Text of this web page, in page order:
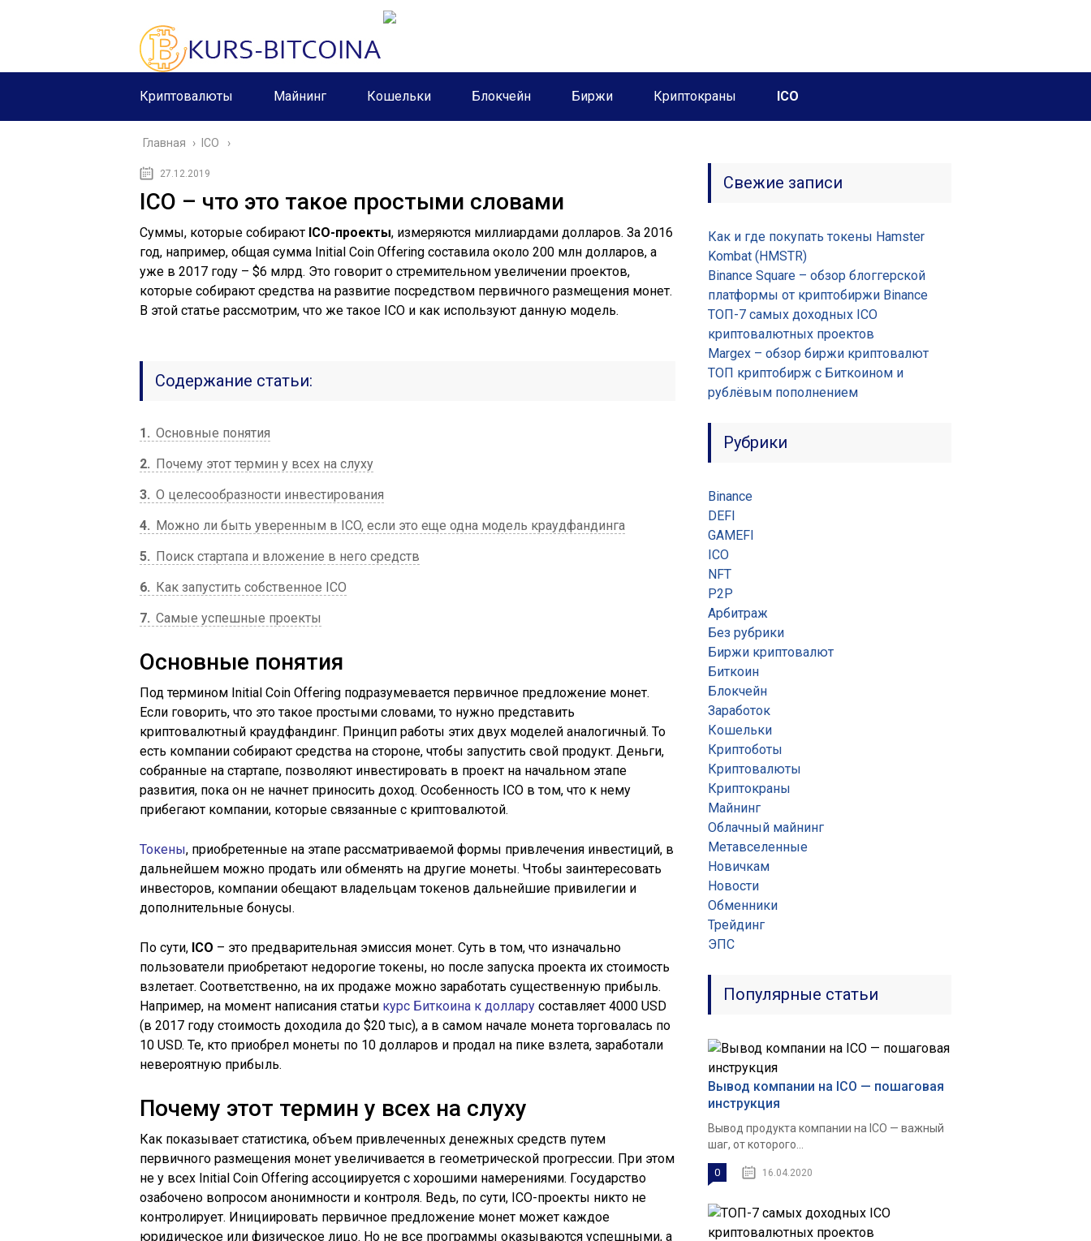
Криптовалюты Майнинг Кошельки Блокчейн Биржи Криптокраны ICO
Главная › ICO
27.12.2019
ICO – что это такое простыми словами
Суммы, которые собирают ICO-проекты, измеряются миллиардами долларов. За 2016
год, например, общая сумма Initial Coin Offering составила около 200 млн долларов, а
уже в 2017 году – $6 млрд. Это говорит о стремительном увеличении проектов,
которые собирают средства на развитие посредством первичного размещения монет.
В этой статье рассмотрим, что же такое ICO и как используют данную модель.
Содержание статьи:
1
Основные понятия
2
Почему этот термин у всех на слуху
3 О целесообразности инвестирования
4
Можно ли быть уверенным в ICO, если это еще одна модель краудфандинга
5
Поиск стартапа и вложение в него средств
6
Как запустить собственное ICO
7 Самые успешные проекты
Основные понятия
Под термином Initial Coin Offering подразумевается первичное предложение монет.
Если говорить, что это такое простыми словами, то нужно представить
криптовалютный краудфандинг. Принцип работы этих двух моделей аналогичный. То
есть компании собирают средства на стороне, чтобы запустить свой продукт. Деньги,
собранные на стартапе, позволяют инвестировать в проект на начальном этапе
развития, пока он не начнет приносить доход. Особенность ICO в том, что к нему
прибегают компании, которые связанные с криптовалютой.
Токены, приобретенные на этапе рассматриваемой формы привлечения инвестиций, в
дальнейшем можно продать или обменять на другие монеты. Чтобы заинтересовать
инвесторов, компании обещают владельцам токенов дальнейшие привилегии и
дополнительные бонусы.
По сути, ICO – это предварительная эмиссия монет. Суть в том, что изначально
пользователи приобретают недорогие токены, но после запуска проекта их стоимость
взлетает. Соответственно, на их продаже можно заработать существенную прибыль.
Например, на момент написания статьи курс Биткоина к доллару составляет 4000 USD
(в 2017 году стоимость доходила до $20 тыс), а в самом начале монета торговалась по
10 USD. Те, кто приобрел монеты по 10 долларов и продал на пике взлета, заработали
невероятную прибыль.
Почему этот термин у всех на слуху
Как показывает статистика, объем привлеченных денежных средств путем
первичного размещения монет увеличивается в геометрической прогрессии. При этом
не у всех Initial Coin Offering ассоциируется с хорошими намерениями. Государство
озабочено вопросом анонимности и контроля. Ведь, по сути, ICO-проекты никто не
контролирует. Инициировать первичное предложение монет может каждое
юридическое или физическое лицо. Но не все программы оказываются успешными, а
Свежие записи
Как и где покупать токены Hamster
Kombat (HMSTR)
Binance Square – обзор блоггерской
платформы от криптобиржи Binance
ТОП-7 самых доходных ICO
криптовалютных проектов
Margex – обзор биржи криптовалют
ТОП криптобирж с Биткоином и
рублёвым пополнением
Рубрики
Binance
DEFI
GAMEFI
ICO
NFT
P2P
Арбитраж
Без рубрики
Биржи криптовалют
Биткоин
Блокчейн
Заработок
Кошельки
Криптоботы
Криптовалюты
Криптокраны
Майнинг
Облачный майнинг
Метавселенные
Новичкам
Новости
Обменники
Трейдинг
ЭПС
Популярные статьи
Вывод компании на ICO — пошаговая
инструкция
Вывод продукта компании на ICO — важный
шаг, от которого...
0 16.04.2020